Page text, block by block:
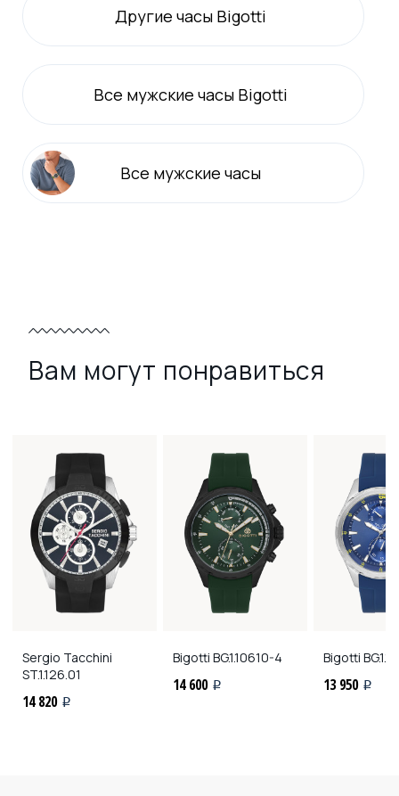
Другие часы Bigotti
Все мужские часы Bigotti
Все мужские часы
Вам могут понравиться
Sergio Tacchini
ST.1.126.01
14 820 i
Bigotti BG.1.10610-4
14 600 i
Bigotti
13 950 i